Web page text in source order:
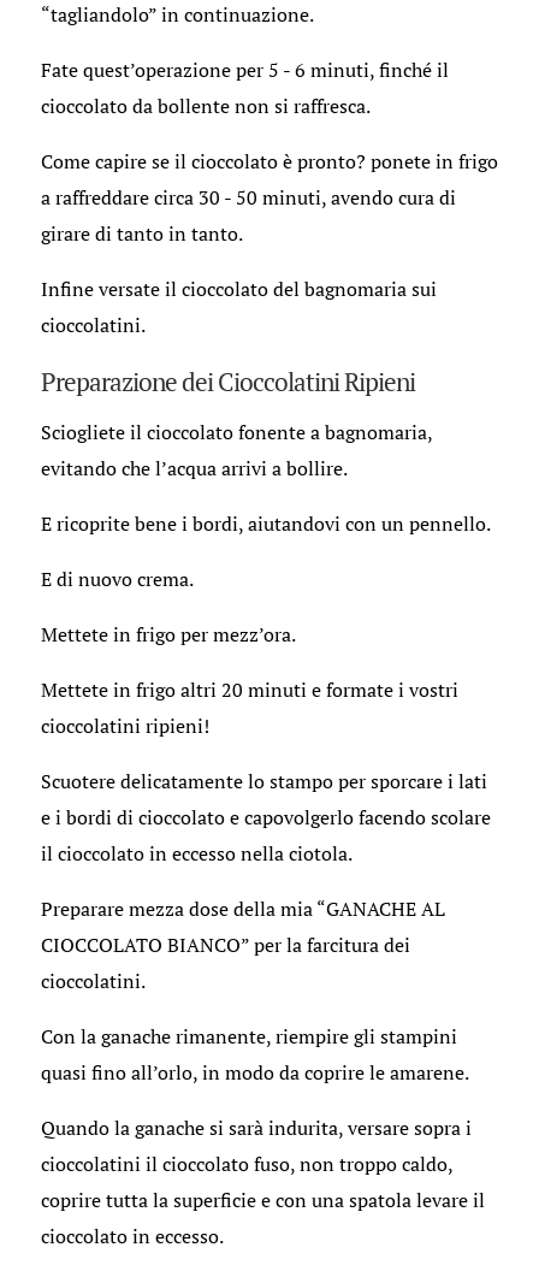
“tagliandolo” in continuazione.
Fate quest’operazione per 5 - 6 minuti, finché il
cioccolato da bollente non si raffresca.
Come capire se il cioccolato è pronto? ponete in frigo
a raffreddare circa 30 - 50 minuti, avendo cura di
girare di tanto in tanto.
Infine versate il cioccolato del bagnomaria sui
cioccolatini.
Preparazione dei Cioccolatini Ripieni
Sciogliete il cioccolato fonente a bagnomaria,
evitando che l’acqua arrivi a bollire.
E ricoprite bene i bordi, aiutandovi con un pennello.
E di nuovo crema.
Mettete in frigo per mezz’ora.
Mettete in frigo altri 20 minuti e formate i vostri
cioccolatini ripieni!
Scuotere delicatamente lo stampo per sporcare i lati
e i bordi di cioccolato e capovolgerlo facendo scolare
il cioccolato in eccesso nella ciotola.
Preparare mezza dose della mia “GANACHE AL
CIOCCOLATO BIANCO” per la farcitura dei
cioccolatini.
Con la ganache rimanente, riempire gli stampini
quasi fino all’orlo, in modo da coprire le amarene.
Quando la ganache si sarà indurita, versare sopra i
cioccolatini il cioccolato fuso, non troppo caldo,
coprire tutta la superficie e con una spatola levare il
cioccolato in eccesso.